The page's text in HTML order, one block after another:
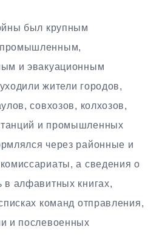
был крупным
и эвакуационным
жители городов,
совхозов, колхозов,
и промышленных
через районные и
а сведения о
в алфавитных книгах,
команд отправления,
и послевоенных